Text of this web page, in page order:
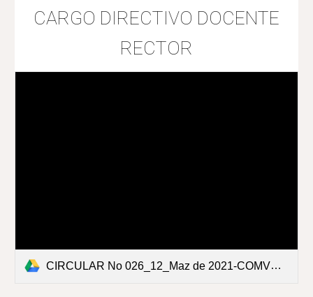
CARGO DIRECTIVO DOCENTE
RECTOR
CIRCULAR No 026_12_Maz de 2021-COMVOCATORIAENCARGO DIRECTIVO DOCENT RECTOR.pdf